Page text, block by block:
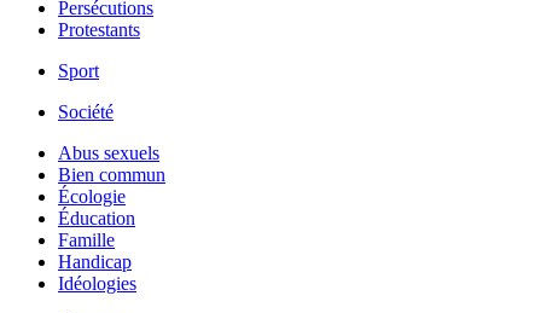
Persécutions
Protestants
Sport
Société
Abus sexuels
Bien commun
Écologie
Éducation
Famille
Handicap
Idéologies